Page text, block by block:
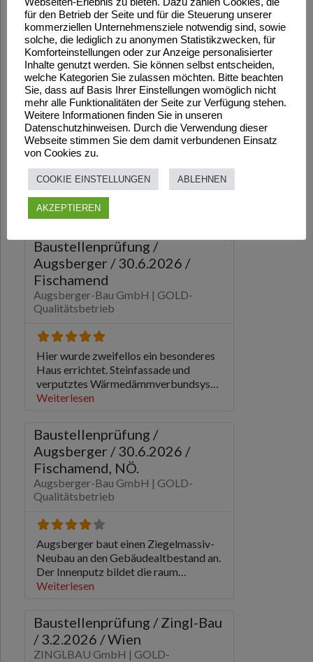
für den Betrieb der Seite und für die Steuerung unserer
kommerziellen Unternehmensziele notwendig sind, sowie
solche, die lediglich zu anonymen Statistikzwecken, für
Komforteinstellungen oder zur Anzeige personalisierter
Inhalte genutzt werden. Sie können selbst entscheiden,
welche Kategorien Sie zulassen möchten. Bitte beachten
Sie, dass auf Basis Ihrer Einstellungen womöglich nicht
mehr alle Funktionalitäten der Seite zur Verfügung stehen.
Weitere Informationen finden Sie in unseren
Datenschutzhinweisen. Durch die Verwendung dieser
Webseite stimmen Sie dem damit verbundenen Einsatz
von Cookies zu.
COOKIE EINSTELLUNGEN ABLEHNEN
AKZEPTIEREN